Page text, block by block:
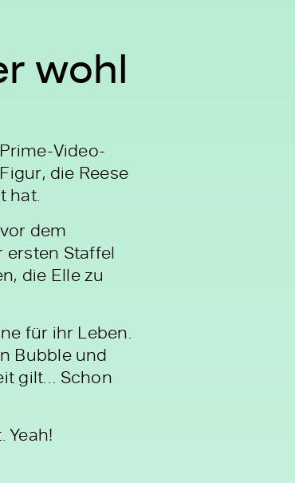
wohl
Video-
die Reese
hat.
dem
Staffel
die Elle zu
für ihr Leben.
Bubble und
gilt… Schon
Yeah!